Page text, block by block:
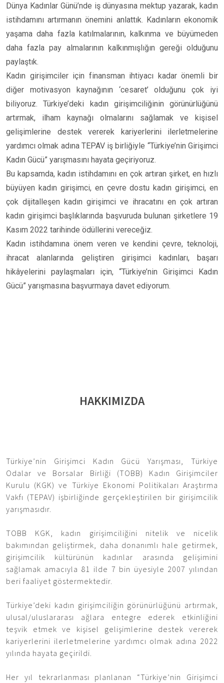
Dünya Kadınlar Günü’nde iş dünyasına mektup yazarak, kadın
istihdamını artırmanın önemini anlattık. Kadınların ekonomik
yaşama daha fazla katılmalarının, kalkınma ve büyümeden
daha fazla pay almalarının kalkınmışlığın gereği olduğunu
paylaştık.
Kadın girişimciler için finansman ihtiyacı kadar önemli bir
diğer motivasyon kaynağının ‘cesaret’ olduğunu çok iyi
biliyoruz. Türkiye’deki kadın girişimciliğinin görünürlüğünü
artırmak, ilham kaynağı olmalarını sağlamak ve kişisel
gelişimlerine destek vererek kariyerlerini ilerletmelerine
yardımcı olmak adına TEPAV iş birliğiyle “Türkiye’nin Girişimci
Kadın Gücü” yarışmasını hayata geçiriyoruz.
Bu kapsamda, kadın istihdamını en çok artıran şirket, en hızlı
büyüyen kadın girişimci, en çevre dostu kadın girişimci, en
çok dijitalleşen kadın girişimci ve ihracatını en çok artıran
kadın girişimci başlıklarında başvuruda bulunan şirketlere 19
Kasım 2022 tarihinde ödüllerini vereceğiz.
Kadın istihdamına önem veren ve kendini çevre, teknoloji,
ihracat alanlarında geliştiren girişimci kadınları, başarı
hikâyelerini paylaşmaları için, “Türkiye’nin Girişimci Kadın
Gücü” yarışmasına başvurmaya davet ediyorum.
HAKKIMIZDA
Türkiye’nin Girişimci Kadın Gücü Yarışması, Türkiye
Odalar ve Borsalar Birliği (TOBB) Kadın Girişimciler
Kurulu (KGK) ve Türkiye Ekonomi Politikaları Araştırma
Vakfı (TEPAV) işbirliğinde gerçekleştirilen bir girişimcilik
yarışmasıdır.
TOBB KGK, kadın girişimciliğini nitelik ve nicelik
bakımından geliştirmek, daha donanımlı hale getirmek,
girişimcilik kültürünün kadınlar arasında gelişimini
sağlamak amacıyla 81 ilde 7 bin üyesiyle 2007 yılından
beri faaliyet göstermektedir.
Türkiye’deki kadın girişimciliğin görünürlüğünü artırmak,
ulusal/uluslararası ağlara entegre ederek etkinliğini
teşvik etmek ve kişisel gelişimlerine destek vererek
kariyerlerini ilerletmelerine yardımcı olmak adına 2022
yılında hayata geçirildi.
Her yıl tekrarlanması planlanan “Türkiye’nin Girişimci